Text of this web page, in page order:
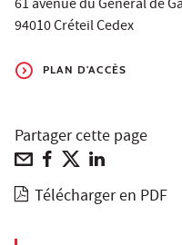
61 avenue du Général de
94010 Créteil Cedex
PLAN D'ACCÈS
Partager cette page
Télécharger en PDF